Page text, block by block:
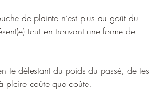
de plainte n’est plus au goût du
tout en trouvant une forme de
te délestant du poids du passé, de tes
plaire coûte que coûte.